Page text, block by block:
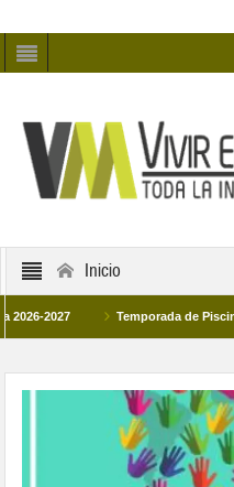
Inicio
Temporada de Piscinas